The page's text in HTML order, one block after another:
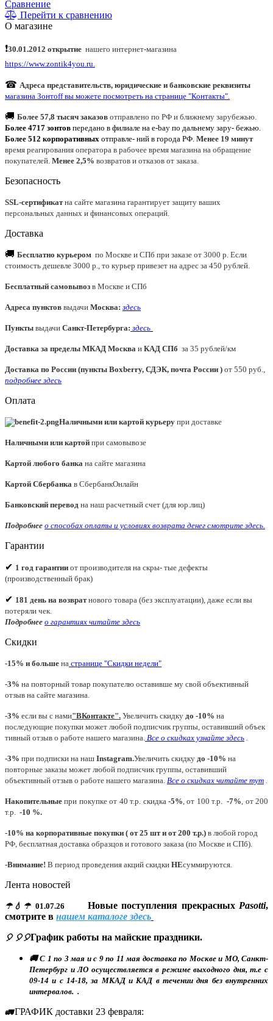
Сравнение
Перейти к сравнению
О магазине
❗30.01.2012 открытие нашего интернет-магазина
https://www.zontik4you.ru.
☎ Адреса представительств, юридические и банковские реквизиты
магазина Зонтoff вы можете посмотреть на странице "Контакты".
🚚 Более 57,8 тысяч заказов отправлено по РФ и ближнему зарубежью.
Более 4717 зонтов передано в филиале на e-bay по дальнему зару- бежью.
Более 512 корпоративных отправле- ний в города РФ. Менее 19 минут
время реагирования оператора в рабочее время магазина на обращение
покупателей. Менее 2,5% возвратов и отказов от заказа.
Безопасность
SSL-сертификатна сайте магазина гарантирует защиту ваших
персональных данных и финансовых операций.
Доставка
🚚 Бесплатно курьером по Москве и СПб при заказе от 3000 р. Если
стоимость дешевле 3000 р., то курьер привезет на адрес за 450 рублей.
Бесплатный самовывоз в Москве и СПб
Адреса пунктов выдачи Москва: здесь
Пункты выдачи Санкт-Петербурга: здесь
Доставка за пределы МКАД Москва и КАД СПб за 35 рублей/км
Доставка по России (пункты Boxberry, СДЭК, почта России ) от 550 руб.,
подробнее здесь
Оплата
Наличными или картой курьеру при доставке
Наличными или картой при самовывозе
Картой любого банка на сайте магазина
Картой Сбербанка в СбербанкОнлайн
Банковский перевод на наш расчетный счет (для юр.лиц)
Подробнее о способах оплаты и условиях возврата денег смотрите здесь.
Гарантии
✔ 1 год гарантии от производителя на скры- тые дефекты
(производственный брак)
✔ 181 день на возвратнового товара (без эксплуатации), даже если вы
потеряли чек.
Подробнее о гарантиях читайте здесь
Скидки
-15% и больше на странице "Скидки недели"
-3% на повторный товар покупателю оставивше му свой объективный
отзыв на сайте магазина.
-3% если вы с нами"ВКонтакте". Увеличить скидку до -10% на
последующие покупки может любой подписчик группы, оставивший объек
тивный отзыв о работе нашего магазина. Все о скидках узнайте здесь
-3% при подписки на наш Instagram.Увеличить скидку до -10% на
повторные заказы может любой подписчик группы, оставивший
объективный отзыв о работе нашего магазина. Все о скидках читайте тут
Накопительные при покупке от 40 т.р. скидка -5% , от 100 т.р.-7% , от 200
т.р. -10 %.
-10% на корпоративные покупки ( от 25 шт и от 200 т.р.) в любой город
РФ, бесплатная доставка образцов и готового заказа (по Москве и СПб).
-Внимание! В период проведения акций скидки НЕсуммируются.
Лента новостей
☂💧☂ 01.07.26 Новые поступления прекрасных Pasotti,
смотрите в нашем каталоге здесь
🎈 🎈🎈График работы на майские праздники.
🚚 С 1 по 3 мая и с 9 по 11 мая доставка по Москве и МО, Санкт-
Петербург и ЛО осуществляется в режиме выходного дня, т.е с
09-14 и с 14-18, за МКАД и КАД в течении дня без внутренних
интервалов. .
🚛ГРАФИК доставки 23 февраля: